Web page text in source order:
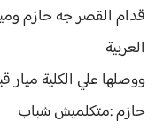
قدام القصر جه حازم
العربية
ووصلها علي الكلية ميار
حازم :متكلميش شباب